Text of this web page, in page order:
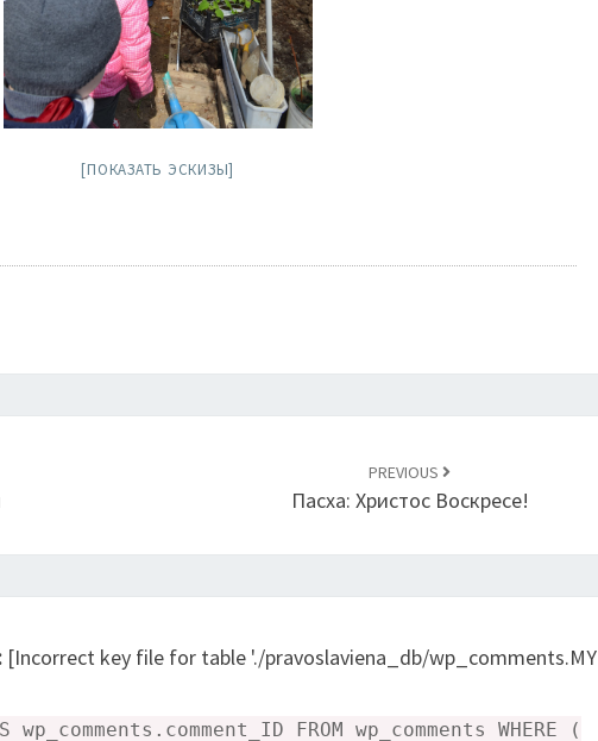
[ПОКАЗАТЬ ЭСКИЗЫ]
PREVIOUS
Пасха: Христос Воскресе!
[Incorrect key file for table './pravoslaviena_db/
wp_comments.comment_ID FROM wp_comments WHERE (